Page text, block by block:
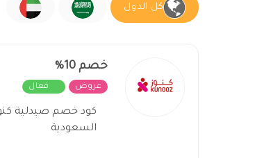
كل الدول
خصم 10%
عروض فعال
السعودية